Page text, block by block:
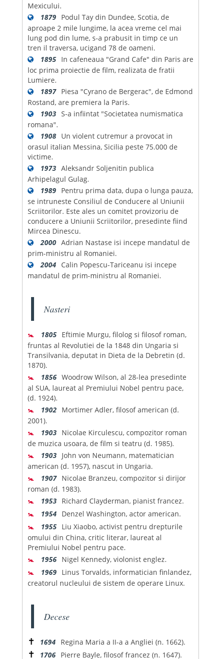
Mexicului.
1879 Podul Tay din Dundee, Scotia, de
aproape 2 mile lungime, la acea vreme cel mai
lung pod din lume, s-a prabusit in timp ce un
tren il traversa, ucigand 78 de oameni.
1895 In cafeneaua "Grand Cafe" din Paris are
loc prima proiectie de film, realizata de fratii
Lumiere.
1897 Piesa "Cyrano de Bergerac", de Edmond
Rostand, are premiera la Paris.
1903 S-a infiintat "Societatea numismatica
romana".
1908 Un violent cutremur a provocat in
orasul italian Messina, Sicilia peste 75.000 de
victime.
1973 Aleksandr Soljenitin publica
Arhipelagul Gulag.
1989 Pentru prima data, dupa o lunga pauza,
se intruneste Consiliul de Conducere al Uniunii
Scriitorilor. Este ales un comitet provizoriu de
conducere a Uniunii Scriitorilor, presedinte fiind
Mircea Dinescu.
2000 Adrian Nastase isi incepe mandatul de
prim-ministru al Romaniei.
2004 Calin Popescu-Tariceanu isi incepe
mandatul de prim-ministru al Romaniei.
Nasteri
🚼 1805 Eftimie Murgu, filolog si filosof roman,
fruntas al Revolutiei de la 1848 din Ungaria si
Transilvania, deputat in Dieta de la Debretin (d.
1870).
🚼 1856 Woodrow Wilson, al 28-lea presedinte
al SUA, laureat al Premiului Nobel pentru pace,
(d. 1924).
🚼 1902 Mortimer Adler, filosof american (d.
2001).
🚼 1903 Nicolae Kirculescu, compozitor roman
de muzica usoara, de film si teatru (d. 1985).
🚼 1903 John von Neumann, matematician
american (d. 1957), nascut in Ungaria.
🚼 1907 Nicolae Branzeu, compozitor si dirijor
roman (d. 1983).
🚼 1953 Richard Clayderman, pianist francez.
🚼 1954 Denzel Washington, actor american.
🚼 1955 Liu Xiaobo, activist pentru drepturile
omului din China, critic literar, laureat al
Premiului Nobel pentru pace.
🚼 1956 Nigel Kennedy, violonist englez.
🚼 1969 Linus Torvalds, informatician finlandez,
creatorul nucleului de sistem de operare Linux.
Decese
✝ 1694 Regina Maria a II-a a Angliei (n. 1662).
✝ 1706 Pierre Bayle, filosof francez (n. 1647).